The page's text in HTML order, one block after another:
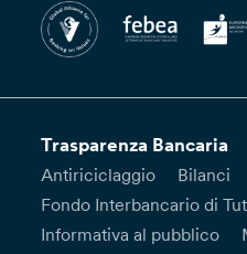
Trasparenza Bancaria
Antiriciclaggio
Bilanci
Fondo Interbancario di
Informativa al pubblico